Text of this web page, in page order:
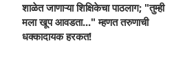
शाळेत जाणाऱ्या शिक्षिकेचा पाठलाग; "तुम्ही
मला खूप आवडता..." म्हणत तरुणाची
धक्कादायक हरकत!